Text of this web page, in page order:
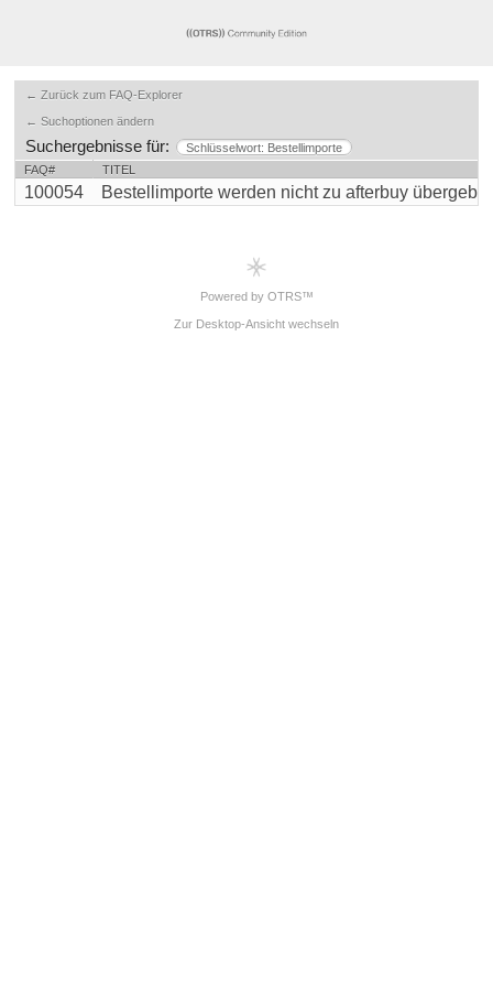
← Zurück zum FAQ-Explorer
← Suchoptionen ändern
Suchergebnisse für:
Schlüsselwort: Bestellimporte
FAQ#
TITEL
100054 Bestellimporte werden nicht zu afterbuy
Powered by OTRS™
Zur Desktop-Ansicht wechseln